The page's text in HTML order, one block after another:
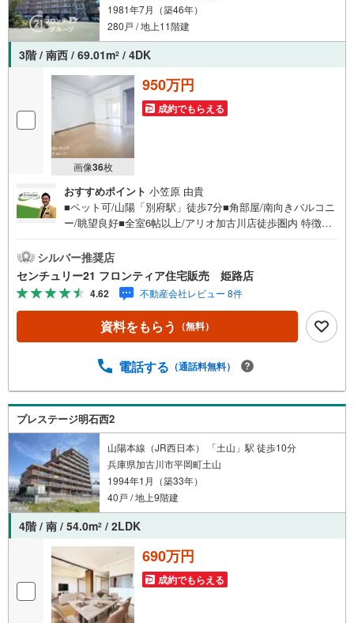
1981年7月（築46年）
280戸 / 地上11階建
3階 / 南西 / 69.01m2 / 4DK
画像36枚
950万円
成約でもらえる
おすすめポイント 小笠原 由貴
■ペット可/山陽「別府駅」徒歩7分■角部屋/南向きバルコニ
ー/眺望良好■全室6帖以上/アリオ加古川店徒歩圏内 特徴・
たり・通風・眺望良好・角部屋につき2面バルコニー付・全
居室6帖以上、収納スペース付き・コンビニやスーパーも近
く周辺環境充実・アリオ加古川店まで徒歩圏内、お買い物
にも便利 立地・加古川市立別府小学校まで徒歩約14分（約
1100m）・加古川市立別府中学校まで徒歩約7分（約550
m） 弊社が選ばれる理由 1.お金の扱い方のプロ、ファイナ
どにも対応できる売却専門チームあり！3.たくさんの銀行
能！4.物件のお引渡し後に必要になったお家のリフォーム
も弊社のリフォームプランナーがご提案！5.定期的にご連
絡を繋ぎ、有事の際に迅速にサポートいたします弊社は専
門家同士が連携をとっているため、より多くの知見がござ
います。お気軽にお問合せください！
シルバー推奨店
センチュリー21 フロンティア住宅販売 姫路店
4.62 不動産会社レビュー 8件
資料をもらう （無料）
電話する （通話料無料）
プレステージ明石西2
山陽本線（JR西日本） 「土山」駅 徒歩10分
兵庫県加古川市平岡町土山
1994年1月（築33年）
40戸 / 地上9階建
4階 / 南 / 54.0m2 / 2LDK
690万円
成約でもらえる